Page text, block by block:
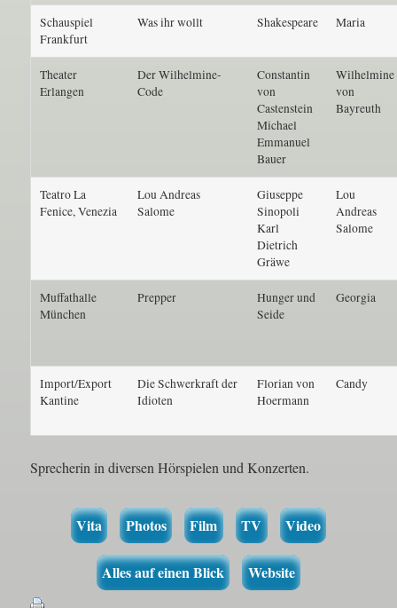
Schauspiel
Frankfurt
Was ihr wollt Shakespeare Maria
Theater
Erlangen
Der Wilhelmine-
Code
Constantin
von
Castenstein
Michael
Emmanuel
Bauer
Wilhelmine
von
Bayreuth
Teatro La
Fenice, Venezia
Lou Andreas
Salome
Giuseppe
Sinopoli
Karl
Dietrich
Gräwe
Lou
Andreas
Salome
Muffathalle
München
Prepper
Hunger und
Seide
Georgia
Import/Export
Kantine
Die Schwerkraft der
Idioten
Florian von
Hoermann
Candy
Sprecherin in diversen Hörspielen und Konzerten.
Vita Photos Film TV Video
Alles auf einen Blick Website